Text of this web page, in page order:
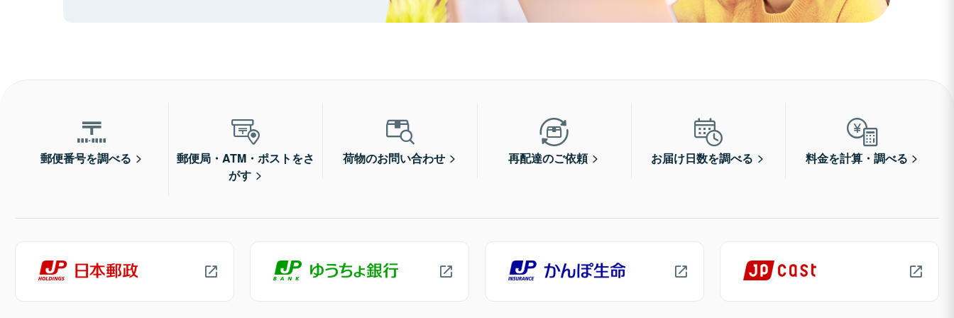
郵便番号を調べる
郵便局・ATM・ポストをさ
がす
荷物のお問い合わせ 再配達のご依頼 お届け日数を調べる 料金を計算・調べる